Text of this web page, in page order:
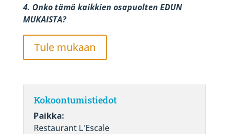
4. Onko tämä kaikkien osapuolten EDUN
MUKAISTA?
Tule mukaan
Kokoontumistiedot
Paikka:
Restaurant L'Escale